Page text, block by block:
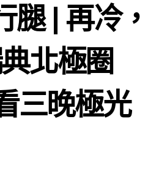
腿 | 再冷，
北極圈
三晚極光